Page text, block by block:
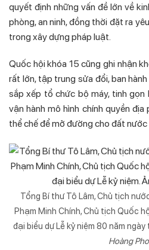
quyết định những vấn đề lớn về
phòng, an ninh, đồng thời đặt ra
trong xây dựng pháp luật.
Quốc hội khóa 15 cũng ghi nhận
rất lớn, tập trung sửa đổi, ban
sắp xếp tổ chức bộ máy, tinh gọn
vận hành mô hình chính quyền
thể chế để mở đường cho đất
Tổng Bí thư Tô Lâm, Chủ tịch
Phạm Minh Chính, Chủ tịch Quốc
đại biểu dự Lễ kỷ niệm 80 năm
Hoàng